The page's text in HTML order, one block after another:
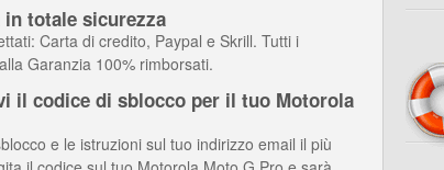
in totale sicurezza
Carta di credito, Paypal e Skrill. Tutti i
Garanzia 100% rimborsati.
il codice di sblocco per il tuo Motorola
e le istruzioni sul tuo indirizzo email il più